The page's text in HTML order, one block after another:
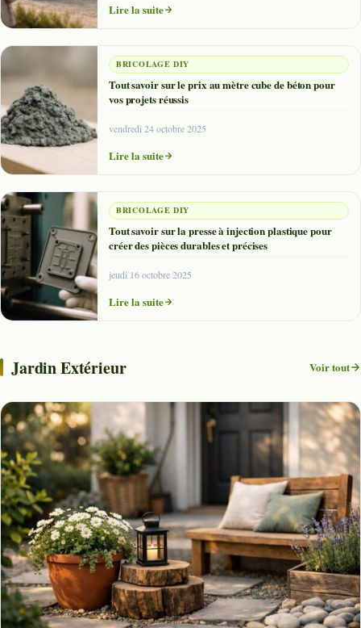
Lire la suite
BRICOLAGE DIY
Tout savoir sur le prix au mètre cube de béton pour
vos projets réussis
vendredi 24 octobre 2025
Lire la suite
BRICOLAGE DIY
Tout savoir sur la presse à injection plastique pour
créer des pièces durables et précises
jeudi 16 octobre 2025
Lire la suite
Jardin Extérieur Voir tout